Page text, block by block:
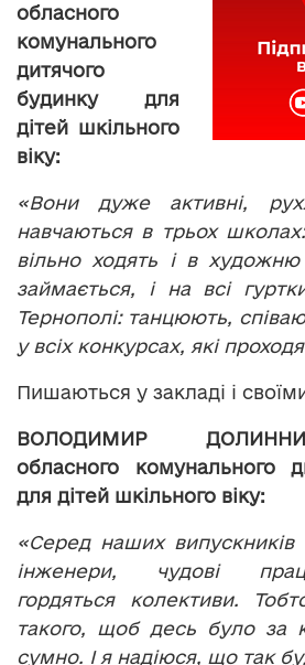
обласного
комунального
дитячого
будинку для
дітей шкільного
віку:
«Вони дуже активні,
навчаються в трьох
вільно ходять і в
займається, і на всі
Тернополі: танцюють,
у всіх конкурсах, які
Пишаються у закладі і
ВОЛОДИМИР
обласного комунального
для дітей шкільного віку:
«Серед наших випускників
інженери, чудові
гордяться колективи.
такого, щоб десь було за
сумно. І я надіюся, що так